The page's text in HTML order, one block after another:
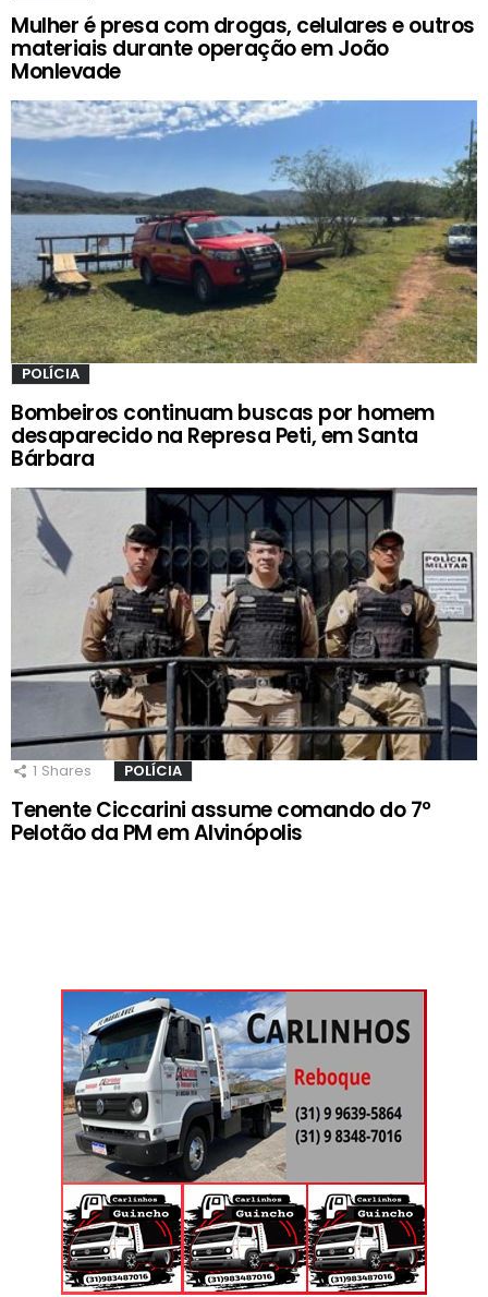
Mulher é presa com drogas, celulares e outros
materiais durante operação em João
Monlevade
POLÍCIA
Bombeiros continuam buscas por homem
desaparecido na Represa Peti, em Santa
Bárbara
1 Shares POLÍCIA
Tenente Ciccarini assume comando do 7º
Pelotão da PM em Alvinópolis